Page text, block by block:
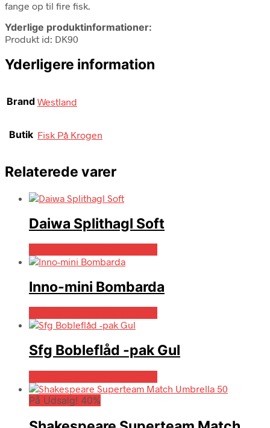
fange op til fire fisk.
Yderlige produktinformationer:
Produkt id: DK90
Yderligere information
Brand Westland
Butik Fisk På Krogen
Relaterede varer
Daiwa Splithagl Soft
Inno-mini Bombarda
Sfg Bobleflåd -pak Gul
På Udsalg! 40%